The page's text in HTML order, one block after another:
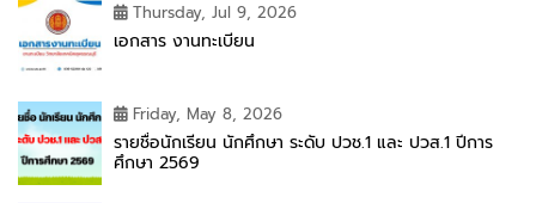
Thursday, Jul 9, 2026
เอกสาร งานทะเบียน
Friday, May 8, 2026
รายชื่อนักเรียน นักศึกษา ระดับ ปวช.1 และ ปวส.1 ปีการ
ศึกษา 2569